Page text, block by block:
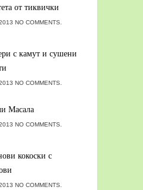
от тиквички
NO COMMENTS.
с камут и сушени
NO COMMENTS.
Масала
NO COMMENTS.
кокоски с
NO COMMENTS.